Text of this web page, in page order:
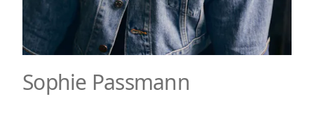
Sophie Passmann